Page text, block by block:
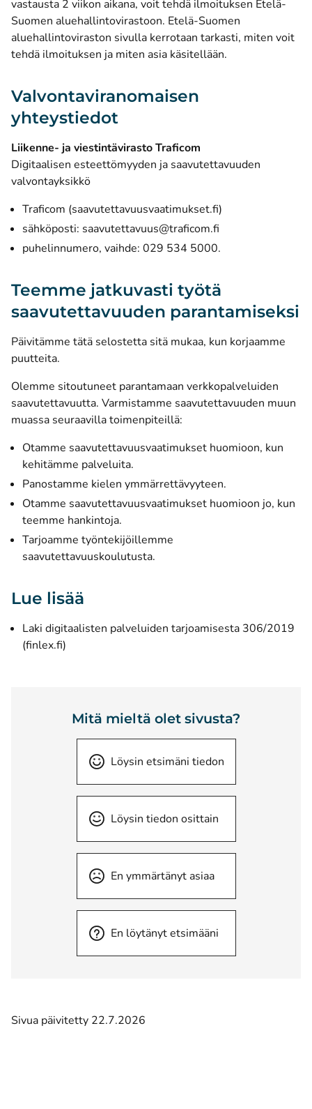
vastausta 2 viikon aikana, voit tehdä ilmoituksen Etelä-
Suomen aluehallintovirastoon. Etelä-Suomen
aluehallintoviraston sivulla kerrotaan tarkasti, miten voit
tehdä ilmoituksen ja miten asia käsitellään.
Valvontaviranomaisen
yhteystiedot
Liikenne- ja viestintävirasto Traficom
Digitaalisen esteettömyyden ja saavutettavuuden
valvontayksikkö
Traficom (saavutettavuusvaatimukset.fi)
sähköposti: saavutettavuus@traficom.fi
puhelinnumero, vaihde: 029 534 5000.
Teemme jatkuvasti työtä
saavutettavuuden parantamiseksi
Päivitämme tätä selostetta sitä mukaa, kun korjaamme
puutteita.
Olemme sitoutuneet parantamaan verkkopalveluiden
saavutettavuutta. Varmistamme saavutettavuuden muun
muassa seuraavilla toimenpiteillä:
Otamme saavutettavuusvaatimukset huomioon, kun
kehitämme palveluita.
Panostamme kielen ymmärrettävyyteen.
Otamme saavutettavuusvaatimukset huomioon jo, kun
teemme hankintoja.
Tarjoamme työntekijöillemme
saavutettavuuskoulutusta.
Lue lisää
Laki digitaalisten palveluiden tarjoamisesta 306/2019
(finlex.fi)
Mitä mieltä olet sivusta?
Löysin etsimäni tiedon
Löysin tiedon osittain
En ymmärtänyt asiaa
En löytänyt etsimääni
Sivua päivitetty 22.7.2026